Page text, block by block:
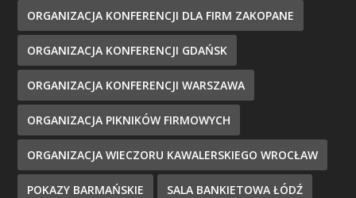
ORGANIZACJA KONFERENCJI DLA FIRM ZAKOPANE
ORGANIZACJA KONFERENCJI GDAŃSK
ORGANIZACJA KONFERENCJI WARSZAWA
ORGANIZACJA PIKNIKÓW FIRMOWYCH
ORGANIZACJA WIECZORU KAWALERSKIEGO WROCŁAW
POKAZY BARMAŃSKIE SALA BANKIETOWA ŁÓDŹ